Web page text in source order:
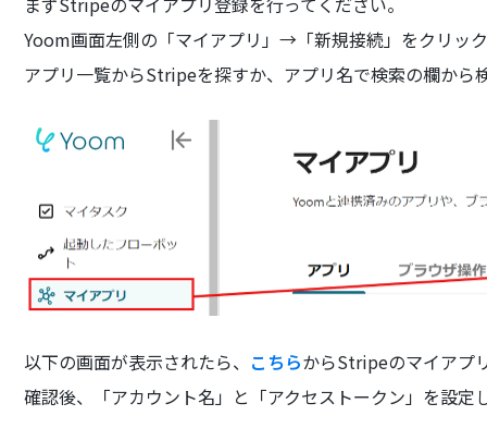
Yoom画面左側の「マイアプリ」→「新規接続」をクリッ
アプリ一覧からStripeを探すか、アプリ名で検索の欄から
以下の画面が表示されたら、 こちらからStripeのマイアプ
確認後、「アカウント名」と「アクセストークン」を設定